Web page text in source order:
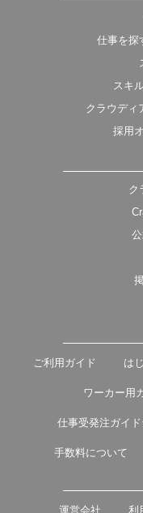
仕事を探
スキ
クラウディ
採用
ク
ご利用ガイド は
ワーカー用
仕事受発注ガイ
手数料について
運営会社 利